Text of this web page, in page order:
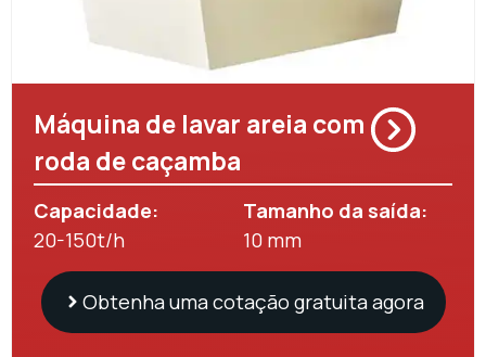
Máquina de lavar areia com
roda de caçamba
Capacidade:
20-150t/h
Tamanho da saída:
10 mm
Obtenha uma cotação gratuita agora